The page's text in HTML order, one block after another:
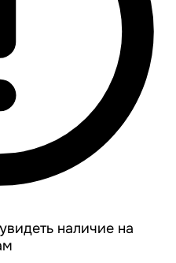
наличие на